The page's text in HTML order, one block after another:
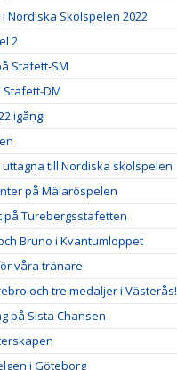
Nordiska Skolspelen 2022
2
Stafett-SM
DM
igång!
uttagna till Nordiska skolspelen
på Mälaröspelen
på Turebergsstafetten
Bruno i Kvantumloppet
våra tränare
och tre medaljer i Västerås!
på Sista Chansen
i Göteborg